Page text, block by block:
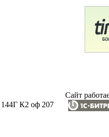
144Г К2 оф 207
Сайт